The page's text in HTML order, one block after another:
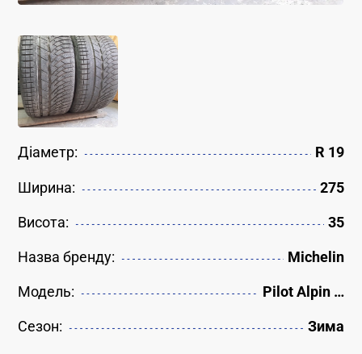
Діаметр: R 19
Ширина: 275
Висота: 35
Назва бренду: Michelin
Модель: Pilot Alpin …
Сезон: Зима